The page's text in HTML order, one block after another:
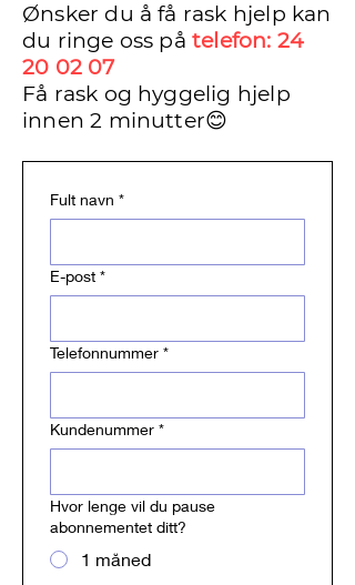
Ønsker du å få rask hjelp kan
du ringe oss på telefon: 24
20 02 07
Få rask og hyggelig hjelp
innen 2 minutter😊
Fult navn *
E-post *
Telefonnummer *
Kundenummer *
Hvor lenge vil du pause
abonnementet ditt?
1 måned